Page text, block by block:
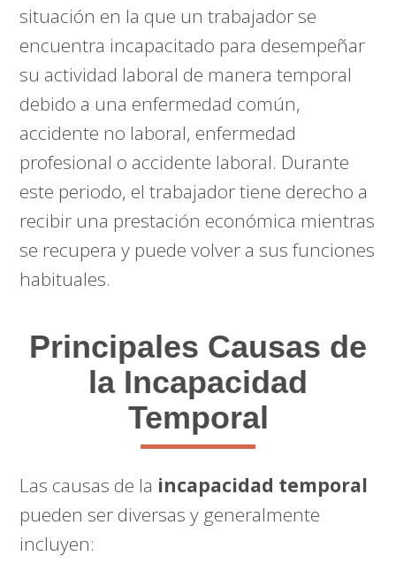
situación en la que un trabajador se
encuentra incapacitado para desempeñar
su actividad laboral de manera temporal
debido a una enfermedad común,
accidente no laboral, enfermedad
profesional o accidente laboral. Durante
este periodo, el trabajador tiene derecho a
recibir una prestación económica mientras
se recupera y puede volver a sus funciones
habituales.
Principales Causas de
la Incapacidad
Temporal
Las causas de la incapacidad temporal
pueden ser diversas y generalmente
incluyen: